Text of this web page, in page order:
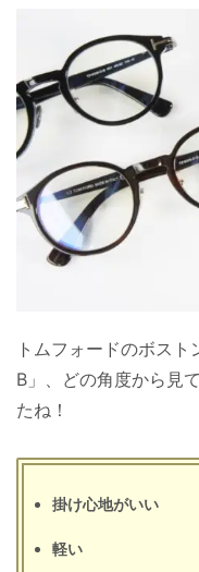
トムフォードのボス
B」、どの角度から見
たね！
掛け心地がいい
軽い